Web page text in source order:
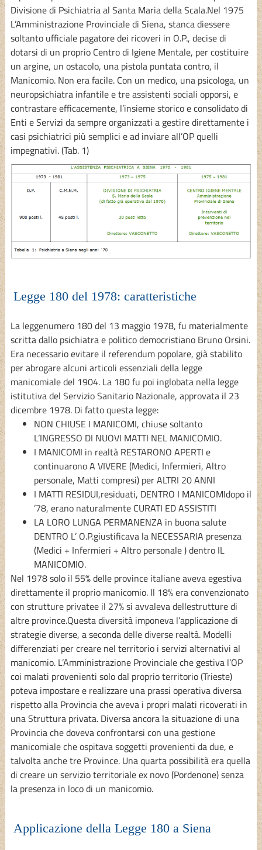
Divisione di Psichiatria al Santa Maria della Scala.Nel 1975
L’Amministrazione Provinciale di Siena, stanca diessere
soltanto ufficiale pagatore dei ricoveri in O.P., decise di
dotarsi di un proprio Centro di Igiene Mentale, per costituire
un argine, un ostacolo, una pistola puntata contro, il
Manicomio. Non era facile. Con un medico, una psicologa, un
neuropsichiatra infantile e tre assistenti sociali opporsi, e
contrastare efficacemente, l’insieme storico e consolidato di
Enti e Servizi da sempre organizzati a gestire direttamente i
casi psichiatrici più semplici e ad inviare all’OP quelli
impegnativi. (Tab. 1)
Legge 180 del 1978: caratteristiche
La leggenumero 180 del 13 maggio 1978, fu materialmente
scritta dallo psichiatra e politico democristiano Bruno Orsini.
Era necessario evitare il referendum popolare, già stabilito
per abrogare alcuni articoli essenziali della legge
manicomiale del 1904. La 180 fu poi inglobata nella legge
istitutiva del Servizio Sanitario Nazionale, approvata il 23
dicembre 1978. Di fatto questa legge:
NON CHIUSE I MANICOMI, chiuse soltanto
L’INGRESSO DI NUOVI MATTI NEL MANICOMIO.
I MANICOMI in realtà RESTARONO APERTI e
continuarono A VIVERE (Medici, Infermieri, Altro
personale, Matti compresi) per ALTRI 20 ANNI
I MATTI RESIDUI,residuati, DENTRO I MANICOMIdopo il
’78, erano naturalmente CURATI ED ASSISTITI
LA LORO LUNGA PERMANENZA in buona salute
DENTRO L’ O.P.giustificava la NECESSARIA presenza
(Medici + Infermieri + Altro personale ) dentro IL
MANICOMIO.
Nel 1978 solo il 55% delle province italiane aveva egestiva
direttamente il proprio manicomio. Il 18% era convenzionato
con strutture privatee il 27% si avvaleva dellestrutture di
altre province.Questa diversità imponeva l’applicazione di
strategie diverse, a seconda delle diverse realtà. Modelli
differenziati per creare nel territorio i servizi alternativi al
manicomio. L’Amministrazione Provinciale che gestiva l’OP
coi malati provenienti solo dal proprio territorio (Trieste)
poteva impostare e realizzare una prassi operativa diversa
rispetto alla Provincia che aveva i propri malati ricoverati in
una Struttura privata. Diversa ancora la situazione di una
Provincia che doveva confrontarsi con una gestione
manicomiale che ospitava soggetti provenienti da due, e
talvolta anche tre Province. Una quarta possibilità era quella
di creare un servizio territoriale ex novo (Pordenone) senza
la presenza in loco di un manicomio.
Applicazione della Legge 180 a Siena